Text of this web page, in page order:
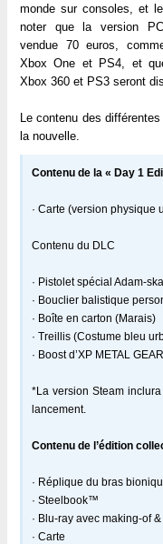
monde sur consoles, et
noter que la version
vendue 70 euros,
Xbox One et PS4, et
Xbox 360 et PS3 seront
Le contenu des
la nouvelle.
Contenu de la « Day 1
· Carte (version physique
Contenu du DLC
· Pistolet spécial Adam-ska
· Bouclier balistique
· Boîte en carton (Marais)
· Treillis (Costume bleu
· Boost d’XP METAL
*La version Steam
lancement.
Contenu de l’édition
· Réplique du bras
· Steelbook™
· Blu-ray avec making-of
· Carte